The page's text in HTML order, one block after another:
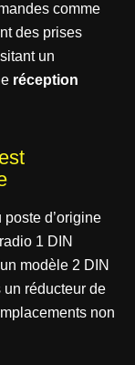
comme
des prises
un
réception
poste d’origine
1 DIN
modèle 2 DIN
réducteur de
non